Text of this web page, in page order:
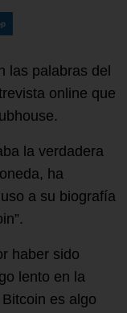
las palabras del
online que
la verdadera
ha
a su biografía
haber sido
lento en la
es algo